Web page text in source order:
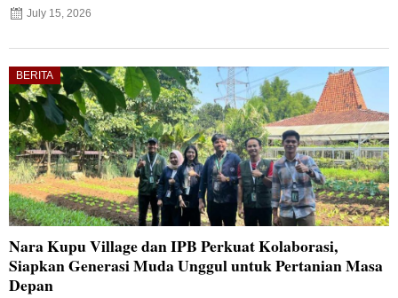
July 15, 2026
BERITA
Nara Kupu Village dan IPB Perkuat Kolaborasi,
Siapkan Generasi Muda Unggul untuk Pertanian Masa
Depan